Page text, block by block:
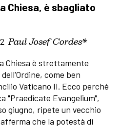
Chiesa, è sbagliato
Paul Josef Cordes*
Chiesa è strettamente
come ben
Vaticano II. Ecco perché
"Praedicate Evangelium",
giugno, ripete un vecchio
che la potestà di